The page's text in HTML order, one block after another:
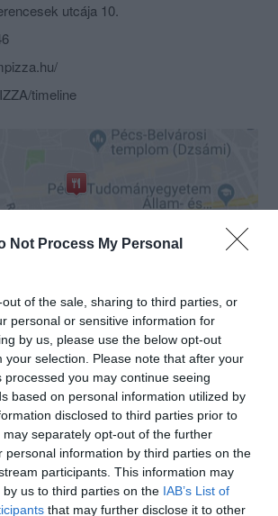
Not Process My Personal
of the sale, sharing to third parties, or
personal or sensitive information for
by us, please use the below opt-out
your selection. Please note that after your
processed you may continue seeing
based on personal information utilized by
disclosed to third parties prior to
separately opt-out of the further
personal information by third parties on the
participants. This information may
us to third parties on the IAB’s List of
that may further disclose it to other
Vegetáriánus változatainkat feta sajttal
van lehetőség, telefonszámunkat az
oldalunkon találjátok meg.
Jó étvágyat kívánunk minden kedves
leendő és új Vendégünknek! :)
utcája 10.
timeline
jelentése